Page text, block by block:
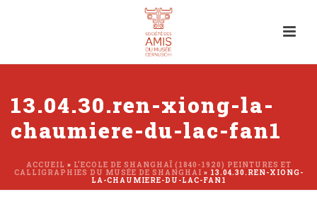
13.04.30.ren-xiong-la-
chaumiere-du-lac-fan1
ACCUEIL » L’ECOLE DE SHANGHAÏ (1840-1920) PEINTURES ET
CALLIGRAPHIES DU MUSÉE DE SHANGHAI » 13.04.30.REN-XIONG-
LA-CHAUMIERE-DU-LAC-FAN1